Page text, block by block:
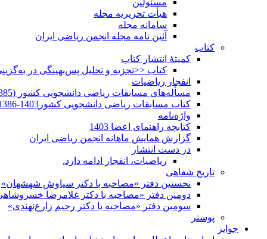
مسئولین
هیأت تحریریه مجله
سامانه مجله
آئین نامه مجله انجمن ریاضی ایران
کتاب
کمیتۀ انتشار کتاب
کتاب <<تجزیه و تحلیل پس‌بهینگی در
انفجار ریاضیات
مسأله‌های مسابقات ریاضی دانشجویی کشور (1385-1352)
کتاب مسابقات ریاضی دانشجویی کشور1403-1386
واژه‌نامه
کتابچه راهنمای اعضا 1403
گزارش همایش ماهانه انجمن ریاضی ایران
در دست انتشار
ریاضیات، انفجار ادامه دارد.
تاریخ شفاهی
نخستین دفتر «مصاحبه با دکتر سیاوش شهشهان»
دومین دفتر «مصاحبه با دکتر غلامرضا
سومین دفتر «مصاحبه با دکتر رحیم زارع‌نهندی»
پوستر
جوایز